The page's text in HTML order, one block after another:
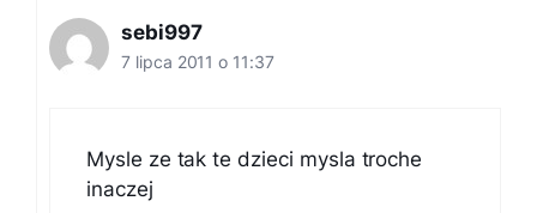
sebi997
7 lipca 2011 o 11:37
Mysle ze tak te dzieci mysla troche
inaczej